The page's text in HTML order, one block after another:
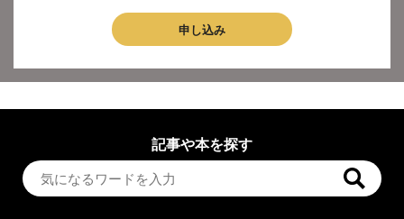
申し込み
記事や本を探す